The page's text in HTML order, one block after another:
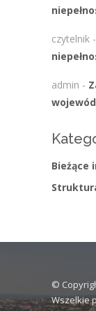
czytelnik -
admin -
Bieżące
©
Wszelkie